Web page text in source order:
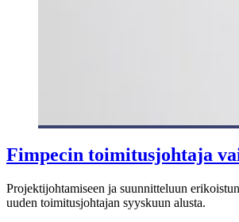
Fimpecin toimitusjohtaja
Projektijohtamiseen ja suunnitteluun
uuden toimitusjohtajan syyskuun alusta.